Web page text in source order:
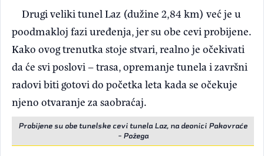
Drugi veliki tunel Laz (dužine 2,84 km) već je u
poodmakloj fazi uređenja, jer su obe cevi probijene.
Kako ovog trenutka stoje stvari, realno je očekivati
da će svi poslovi – trasa, opremanje tunela i završni
radovi biti gotovi do početka leta kada se očekuje
njeno otvaranje za saobraćaj.
Probijene su obe tunelske cevi tunela Laz, na deonici Pakovraće
- Požega